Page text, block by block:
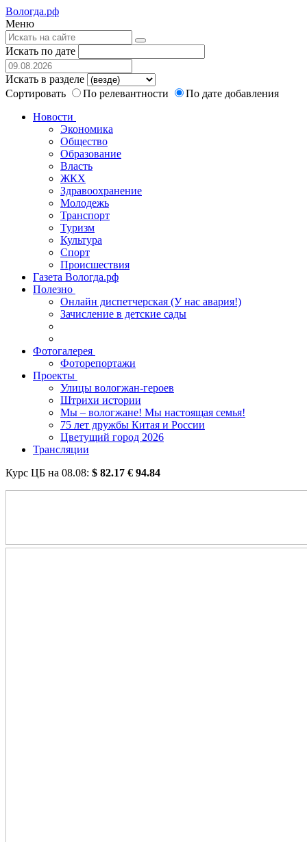
Вологда.рф
Меню
Искать по дате
Искать в разделе
Сортировать
По релевантности
По дате добавления
Новости
Экономика
Общество
Образование
Власть
ЖКХ
Здравоохранение
Молодежь
Транспорт
Туризм
Культура
Спорт
Происшествия
Газета Вологда.рф
Полезно
Онлайн диспетчерская (У нас авария!)
Зачисление в детские сады
Фотогалерея
Фоторепортажи
Проекты
Улицы вологжан-героев
Штрихи истории
Мы – вологжане! Мы настоящая семья!
75 лет дружбы Китая и России
Цветущий город 2026
Трансляции
Курс ЦБ на 08.08: $ 82.17 € 94.84